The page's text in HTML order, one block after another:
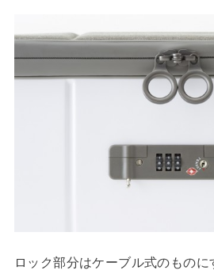
ロック部分はケーブル式のもの